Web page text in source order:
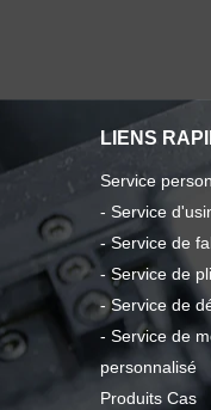
LIENS
Service
- Service
-Service de
- Service de
-Service de
- Service de
personnalisé
Produits Cas